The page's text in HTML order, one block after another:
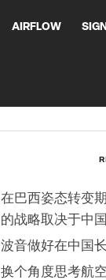
AIRFLOW
在巴西姿态转变
的战略取决于中国
波音做好在中国
换个角度思考航